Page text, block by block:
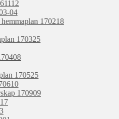
04
170218
170325
170525
170909